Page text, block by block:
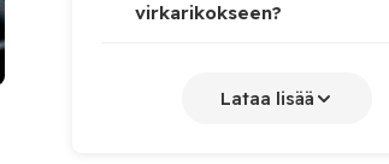
virkarikokseen?
Lataa lisää